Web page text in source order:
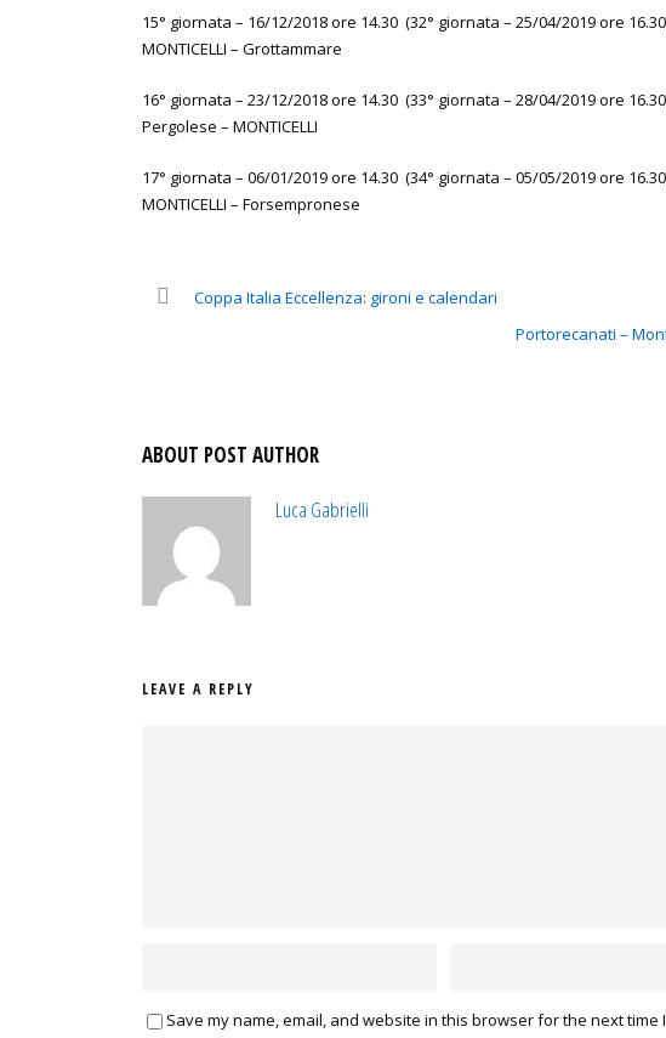
15° giornata – 16/12/2018 ore 14.30 (32° giornata – 25/04/2019 ore
MONTICELLI – Grottammare
16° giornata – 23/12/2018 ore 14.30 (33° giornata – 28/04/2019 ore
Pergolese – MONTICELLI
17° giornata – 06/01/2019 ore 14.30 (34° giornata – 05/05/2019 ore
MONTICELLI – Forsempronese
Coppa Italia Eccellenza: gironi e calendari
Portorecanati –
ABOUT POST AUTHOR
Luca Gabrielli
LEAVE A REPLY
Save my name, email, and website in this browser for the next time